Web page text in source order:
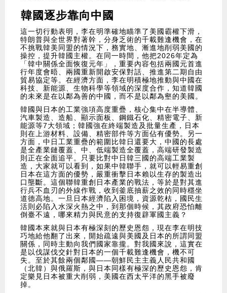
韓國逐步靠向中國
這一切行動表明，李在明準確地瞄準了美國霸權下滑，
特朗普與全世界對著幹，分身乏術的千載難逢機會，在
不挑戰韓美同盟的情況下，務實地、漸進地削弱美國的
操控，提升韓國主權。在同一時間，他把2026年定為
「韓中關係全面恢復元年」，重要內容包括兩國元首進
行年度會晤、兩國重新開啟安保對話、推進第二期自由
貿易協定等。在經濟方面，李在明積極地推動與中國在
科技、新能源、生物科學等領域的深度合作，知道韓國
的未來是在以鄰為善的中國，而不是以鄰為壑的美國。
韓國與日本的工業強項高度重疊，核心集中在半導體、
汽車製造、造船、顯示面板、鋼鐵石化、精密電子、新
能源等7大領域；韓國強在終端製造及批量生產，日本
則在上游材料、設備、精密部件等方面佔有優勢。另一
方面，中日工業重疊的範圍比韓日還要大，中國的長處
是全產業鏈覆蓋、中、低端製造全覆蓋，高端研發製造
則正在全面追平。只要比對中日韓三國的高端工業製
造，大家就可以看到，如果中韓聯手，就可以輕易重創
日本在這方面的優勢，嚴重衝擊日本賴以生存的製造出
口壟斷。這個聯韓重創日本產業的戰法，等於是對其進
行兵不血刃的外線作戰，收到釜底抽薪之效的同時穩坐
道德高地。一旦日本經濟陷入困境，資源乾枯，國民生
活則必陷入水深火熱之中，到那個時候，其政府恐怕離
倒臺不遠，哪來精力與民意的支持復辟軍國主義？
韓國本來就與日本有極深刻的歷史恩怨，現在李在明技
巧地給他翻了出來，開始疏遠與美國及日本的所謂同盟
關係，同時主動向我們國家靠攏。對我國來說，這實在
是以伐謀伐交針對日本的一個千載難逢機會，機不可
失。至於其餘兩個鄰國——朝鮮民主主義人民共和國
（北韓）與俄羅斯，與日本同樣有極深的歷史恩怨，肯
定樂見日本被重大削弱，美國在西太平洋的黑手被廢
掉。